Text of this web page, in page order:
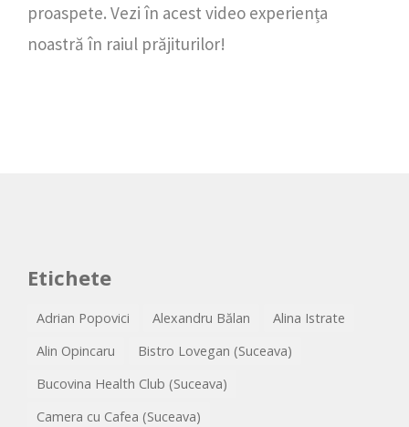
proaspete. Vezi în acest video experiența
noastră în raiul prăjiturilor!
Etichete
Adrian Popovici Alexandru Bălan
Alina Istrate
Alin Opincaru
Bistro Lovegan (Suceava)
Bucovina Health Club (Suceava)
Camera cu Cafea (Suceava)